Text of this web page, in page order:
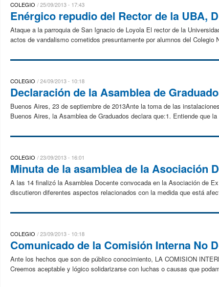
COLEGIO 25/09/2013 - 17:43
Enérgico repudio del Rector de la UBA,
Ataque a la parroquia de San Ignacio de Loyola El rector de la
actos de vandalismo cometidos presuntamente por alumnos del Colegio
COLEGIO 24/09/2013 - 10:18
Declaración de la Asamblea de
Buenos Aires, 23 de septiembre de 2013Ante la toma de las
Buenos Aires, la Asamblea de Graduados declara que:1. Entiende que
COLEGIO 23/09/2013 - 16:01
Minuta de la asamblea de la Asociación
A las 14 finalizó la Asamblea Docente convocada en la Asociación de
discutieron diferentes aspectos relacionados con la medida que está
COLEGIO 23/09/2013 - 10:18
Comunicado de la Comisión Interna No
Ante los hechos que son de público conocimiento, LA COMISION
Creemos aceptable y lógico solidarizarse con luchas o causas que